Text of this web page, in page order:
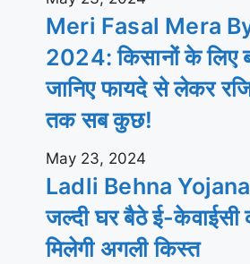
Meri Fasal Mera
2024: किसानों के लिए
जानिए फायदे से लेकर
तक सब कुछ!
May 23, 2024
Ladli Behna
जल्दी घर बैठे ई-केवाईसी
मिलेगी अगली किस्त